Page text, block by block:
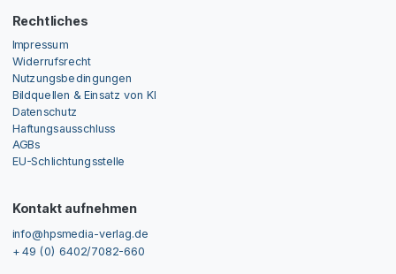
Rechtliches
Impressum
Widerrufsrecht
Nutzungsbedingungen
Bildquellen & Einsatz von KI
Datenschutz
Haftungsausschluss
AGBs
EU-Schlichtungsstelle
Kontakt aufnehmen
info@hpsmedia-verlag.de
+ 49 (0) 6402/7082-660